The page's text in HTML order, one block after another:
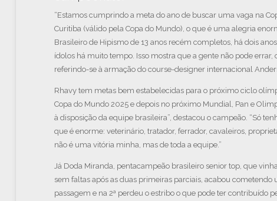
“Estamos cumprindo a meta do ano de buscar uma vaga na
Curitiba (válido pela Copa do Mundo), o que é uma alegria
Brasileiro de Hipismo de 13 anos recém completos, há dois
ídolos há muito tempo. Isso mostra que a gente não pode
referindo-se à armação do course-designer internacional
Rhavy tem metas bem estabelecidas para o próximo ciclo
Copa do Mundo 2025 e depois no próximo Mundial, Pan e
à disposição da equipe brasileira”, destacou o campeão. “Só
que é enorme: veterinário, tratador, ferrador, cavaleiros,
não é uma vitória minha, mas de toda a equipe.”
Já Doda Miranda, pentacampeão brasileiro senior top, que
sem faltas após as duas primeiras parciais, acabou cometendo
passagem e na 2ª perdeu o estribo o que pode ter contribuído